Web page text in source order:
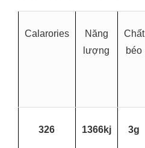
Calarories
Năng
lượng
Chất
béo
326 1366kj 3g